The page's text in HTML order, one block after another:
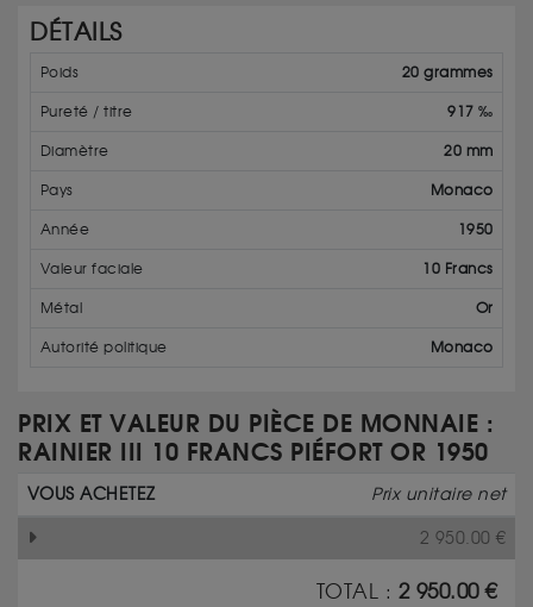
DÉTAILS
Poids 20 grammes
Pureté / titre 917 ‰
Diamètre 20 mm
Pays Monaco
Année 1950
Valeur faciale 10 Francs
Métal Or
Autorité politique Monaco
PRIX ET VALEUR DU PIÈCE DE MONNAIE :
RAINIER III 10 FRANCS PIÉFORT OR 1950
VOUS ACHETEZ Prix unitaire net
2 950.00 €
TOTAL : 2 950.00€